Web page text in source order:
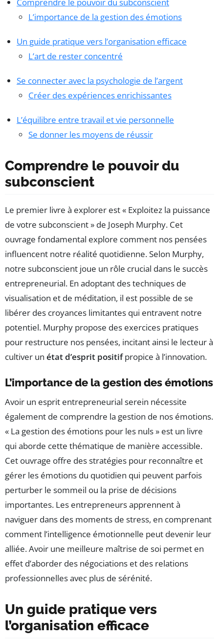
Comprendre le pouvoir du subconscient
L’importance de la gestion des émotions
Un guide pratique vers l’organisation efficace
L’art de rester concentré
Se connecter avec la psychologie de l’argent
Créer des expériences enrichissantes
L’équilibre entre travail et vie personnelle
Se donner les moyens de réussir
Comprendre le pouvoir du
subconscient
Le premier livre à explorer est « Exploitez la puissance
de votre subconscient » de Joseph Murphy. Cet
ouvrage fondamental explore comment nos pensées
influencent notre réalité quotidienne. Selon Murphy,
notre subconscient joue un rôle crucial dans le succès
entrepreneurial. En adoptant des techniques de
visualisation et de méditation, il est possible de se
libérer des croyances limitantes qui entravent notre
potentiel. Murphy propose des exercices pratiques
pour restructure nos pensées, incitant ainsi le lecteur à
cultiver un état d’esprit positifpropice à l’innovation.
L’importance de la gestion des émotions
Avoir un esprit entrepreneurial serein nécessite
également de comprendre la gestion de nos émotions.
« La gestion des émotions pour les nuls » est un livre
qui aborde cette thématique de manière accessible.
Cet ouvrage offre des stratégies pour reconnaître et
gérer les émotions du quotidien qui peuvent parfois
perturber le sommeil ou la prise de décisions
importantes. Les entrepreneurs apprennent à
naviguer dans des moments de stress, en comprenant
comment l’intelligence émotionnelle peut devenir leur
alliée. Avoir une meilleure maîtrise de soi permet en
effet d’aborder des négociations et des relations
professionnelles avec plus de sérénité.
Un guide pratique vers
l’organisation efficace